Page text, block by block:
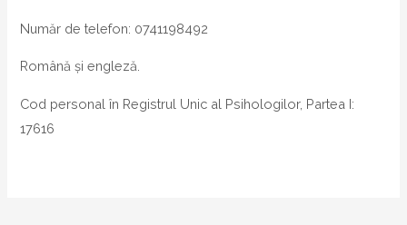
Număr de telefon: 0741198492
Română și engleză.
Cod personal în Registrul Unic al Psihologilor, Partea I:
17616